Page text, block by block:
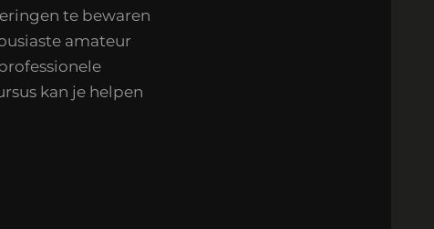
te bewaren
amateur
kan je helpen